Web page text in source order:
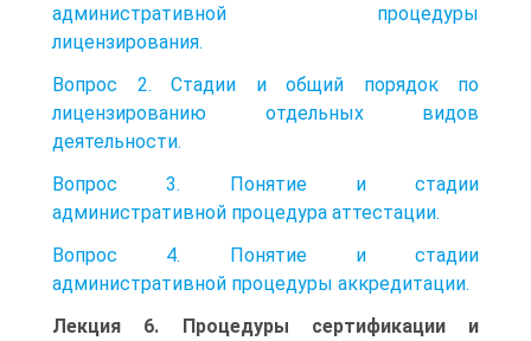
административной процедуры
лицензирования.
Вопрос 2. Стадии и общий порядок по
лицензированию отдельных видов
деятельности.
Вопрос 3. Понятие и стадии
административной процедура аттестации.
Вопрос 4. Понятие и стадии
административной процедуры аккредитации.
Лекция 6. Процедуры сертификации и